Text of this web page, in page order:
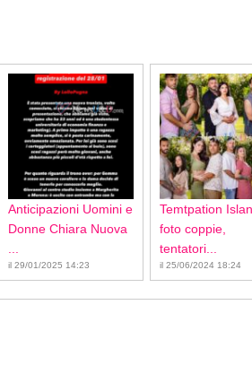
Anticipazioni Uomini e
Donne Chiara Nuova
il 29/01/2025 14:23
Temtpation
foto coppie,
tentatori...
il 25/06/2024 18:24